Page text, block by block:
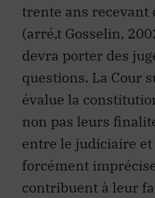
trente ans recevant
(arré‚t Gosselin,
devra porter des
questions. La Cour
évalue la
non pas leurs
entre le judiciaire
forcément
contribuent à leur